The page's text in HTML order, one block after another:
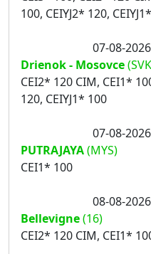
100, CEIYJ2* 120,
07-08-2026
Drienok - Mosovce
CEI2* 120 CIM, CEI1*
120, CEIYJ1* 100
07-08-2026
PUTRAJAYA(MYS)
CEI1* 100
08-08-2026
Bellevigne(16)
CEI2* 120 CIM, CEI1*